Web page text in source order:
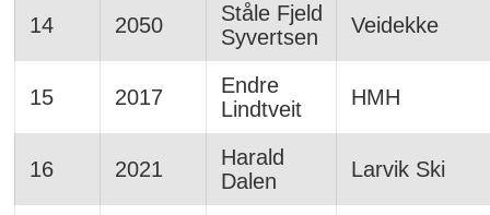
14 2050
Ståle Fjeld
Syvertsen
Veidekke
15 2017
Endre
Lindtveit
HMH
16 2021
Harald
Dalen
Larvik Ski